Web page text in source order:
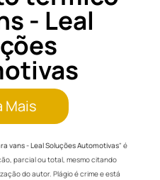
- Leal
Mais
vans - Leal Soluções Automotivas" é
parcial ou total, mesmo citando
do autor. Plágio é crime e está